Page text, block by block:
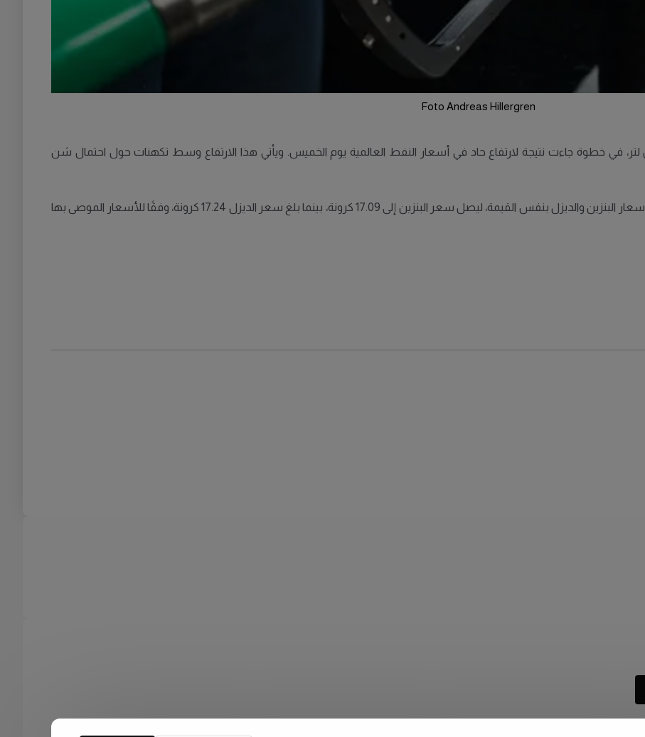
Foto Andreas Hillergren
الوقود أسعار الوقود بمقدار 30 أوره لكل لتر، في خطوة جاءت نتيجة لارتفاع حاد في أسعار النفط العالمية يوم الخميس. ويأتي هذا الارتفاع وسط تكهنات حول احتمال شن
وأعلنت شركات الوقود الكبرى صباح يوم الجمعة عن زيادة أسعار البنزين والديزل بنفس القيمة، ليصل سعر البنزين إلى 17.09 كرونة، بينما بلغ سعر الديزل 17.24 كرونة، وفقًا للأسعار الموصى بها